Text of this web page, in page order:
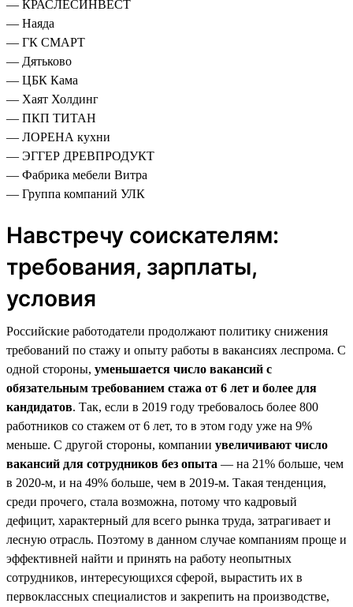
— КРАСЛЕСИНВЕСТ
— Наяда
— ГК СМАРТ
— Дятьково
— ЦБК Кама
— Хаят Холдинг
— ПКП ТИТАН
— ЛОРЕНА кухни
— ЭГГЕР ДРЕВПРОДУКТ
— Фабрика мебели Витра
— Группа компаний УЛК
Навстречу соискателям:
требования, зарплаты,
условия
Российские работодатели продолжают политику снижения
требований по стажу и опыту работы в вакансиях леспрома. С
одной стороны, уменьшается число вакансий с
обязательным требованием стажа от 6 лет и более для
кандидатов. Так, если в 2019 году требовалось более 800
работников со стажем от 6 лет, то в этом году уже на 9%
меньше. С другой стороны, компании увеличивают число
вакансий для сотрудников без опыта — на 21% больше, чем
в 2020-м, и на 49% больше, чем в 2019-м. Такая тенденция,
среди прочего, стала возможна, потому что кадровый
дефицит, характерный для всего рынка труда, затрагивает и
лесную отрасль. Поэтому в данном случае компаниям проще и
эффективней найти и принять на работу неопытных
сотрудников, интересующихся сферой, вырастить их в
первоклассных специалистов и закрепить на производстве,